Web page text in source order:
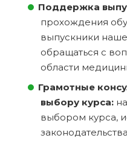
Поддержка
прохождения
выпускники
обращаться с
области
Грамотные
выбору курса:
выбором курса,